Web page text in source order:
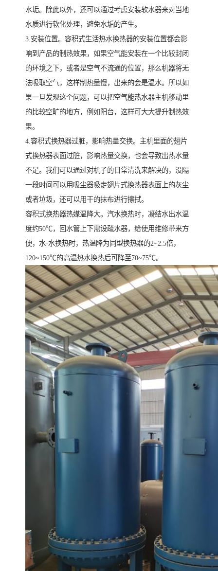
水垢。除此以外，还可以通过考虑安装软水器来对当地
水质进行软化处理，避免水垢的产生。
3.安装位置。容积式生活热水换热器的安装位置都会影
响到产品的制热效果，如果空气能安装在一个比较封闭
的环境之下，或者是空气不流通的位置，那么机器将无
法吸取空气，这样制热量慢，出来的会是温水。所以如
果一旦发现这个问题，可以把空气能热水器主机移动里
的比较空旷的地方，例如阳台，这样可大大提升制热效
果。
4.容积式换热器过脏，影响热量交换。主机里面的翅片
式换热器表面过脏，影响热量交换，也会导致出热水量
不足。我们可以通过对机子的日常清洗来解决的，没隔
一段时间可以用吸尘器吸走翅片式换热器表面上的灰尘
或者垃圾，还可以用干的抹布进行擦拭。
容积式换热器热媒温降大。汽水换热时，凝结水出水温
度约50℃，回水管上下需设疏水器，给使用维修带来方
便，水-水换热时，热温降为同型换热器的2~2.5倍，
120~150℃的高温热水换热后可降至70~75℃。